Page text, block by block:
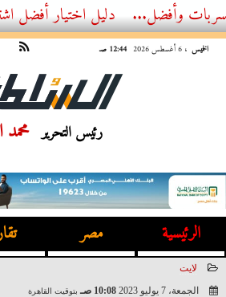
الخميس ، 6 أغسطس 2026 12:44 صـ
رئيس التحرير
الرئيسية مصر
لايت
الجمعة، 7 يوليو 2023
10:08 صـ بتوقيت القاهرة